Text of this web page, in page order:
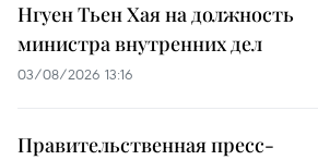
Нгуен Тьен Хая на должность
министра внутренних дел
03/08/2026 13:16
Правительственная пресс-